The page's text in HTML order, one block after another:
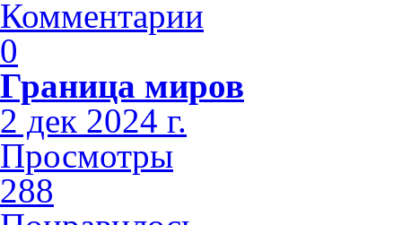
Комментарии
0
Граница миров
2 дек 2024 г.
Просмотры
288